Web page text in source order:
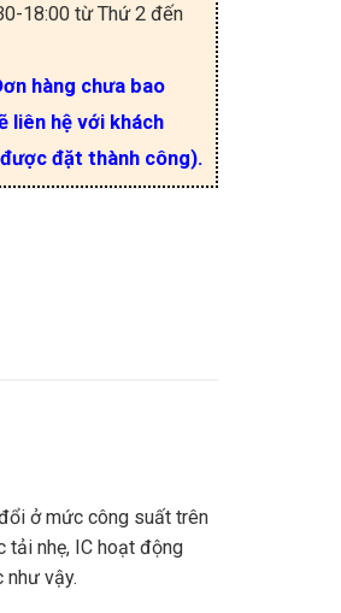
18:00 từ Thứ 2 đến
hàng chưa bao
liên hệ với khách
đặt thành công).
ở mức công suất trên
tải nhẹ, IC hoạt động
như vậy.